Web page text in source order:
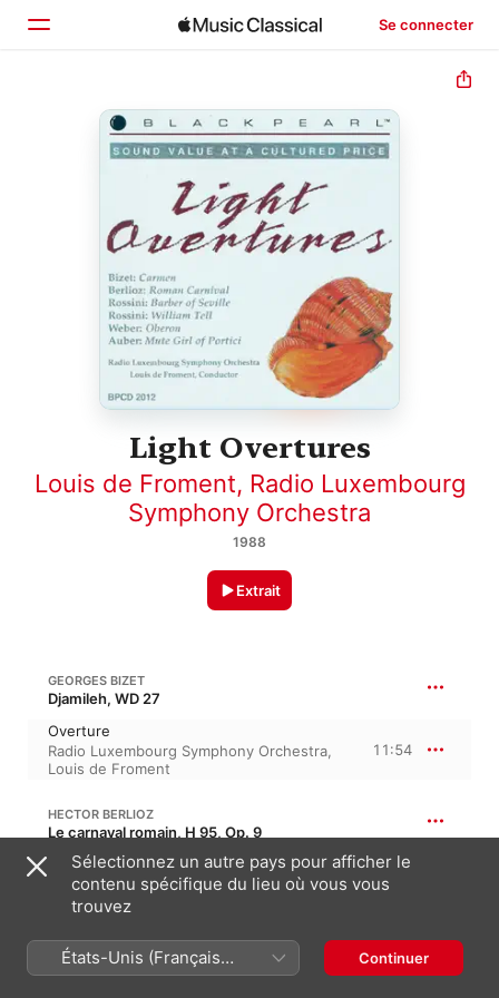
Se connecter
Accueil
Parcourir
Light Overtures
Louis de Froment, Radio Luxembourg
Symphony Orchestra
1988
Extrait
GEORGES BIZET
Djamileh, WD 27
Overture
Radio Luxembourg Symphony Orchestra,
Louis de Froment
11:54
HECTOR BERLIOZ
Le carnaval romain, H 95, Op. 9
Roman Carnival Overture, Op. 9
Louis de Froment,Radio Luxembourg
Symphony Orchestra
8:33
AUBER: THE MUTE GIRL OF PORTICI
Sélectionnez un autre pays pour afficher le
contenu spécifique du lieu où vous vous
trouvez
États-Unis (Français
France)
Continuer